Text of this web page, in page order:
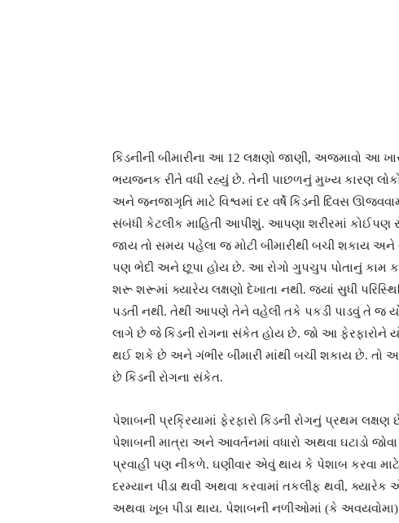
કિડનીની બીમારીના આ 12 લક્ષણો જાણી, અજમાવો આ
ભયજનક રીતે વધી રહ્યું છે. તેની પાછળનું મુખ્ય કારણ
અને જનજાગૃતિ માટે વિશ્વમાં દર વર્ષે કિડની દિવસ
સંબંધી કેટલીક માહિતી આપીશું. આપણા શરીરમાં કોઈપણ
જાય તો સમય પહેલા જ મોટી બીમારીથી બચી શકાય અને
પણ ભેદી અને છૂપા હોય છે. આ રોગો ગુપચુપ પોતાનું કામ
શરૂ શરૂમાં ક્યારેય લક્ષણો દેખાતા નથી. જ્યાં સુધી
પડતી નથી. તેથી આપણે તેને વહેલી તકે પકડી પાડવું તે જ
લાગે છે જે કિડની રોગના સંકેત હોય છે. જો આ ફેરફારોને
થઈ શકે છે અને ગંભીર બીમારી માંથી બચી શકાય છે. તો
છે કિડની રોગના સંકેત.
પેશાબની પ્રક્રિયામાં ફેરફારો કિડની રોગનું પ્રથમ
પેશાબની માત્રા અને આવર્તનમાં વધારો અથવા ઘટાડો
પ્રવાહી પણ નીકળે. ઘણીવાર એવું થાય કે પેશાબ કરવા
દરમ્યાન પીડા થવી અથવા કરવામાં તકલીફ થવી,
અથવા ખૂબ પીડા થાય. પેશાબની નળીઓમાં (કે